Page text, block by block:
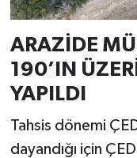
ARAZİDE
190’IN
YAPILDI
Tahsis dönemi
dayandığı için